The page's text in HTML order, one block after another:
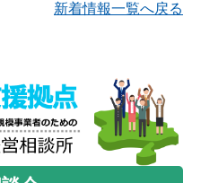
新着情報一覧へ戻る